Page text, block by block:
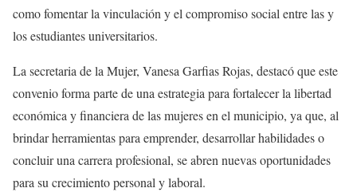
como fomentar la vinculación y el compromiso social entre las y
los estudiantes universitarios.
La secretaria de la Mujer, Vanesa Garfias Rojas, destacó que este
convenio forma parte de una estrategia para fortalecer la libertad
económica y financiera de las mujeres en el municipio, ya que, al
brindar herramientas para emprender, desarrollar habilidades o
concluir una carrera profesional, se abren nuevas oportunidades
para su crecimiento personal y laboral.